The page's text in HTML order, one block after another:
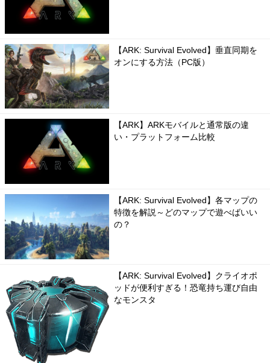
【ARK: Survival Evolved】垂直同期を
オンにする方法（PC版）
【ARK】ARKモバイルと通常版の違
い・プラットフォーム比較
【ARK: Survival Evolved】各マップの
特徴を解説～どのマップで遊べばいい
の？
【ARK: Survival Evolved】クライオポ
ッドが便利すぎる！恐竜持ち運び自由
なモンスタ